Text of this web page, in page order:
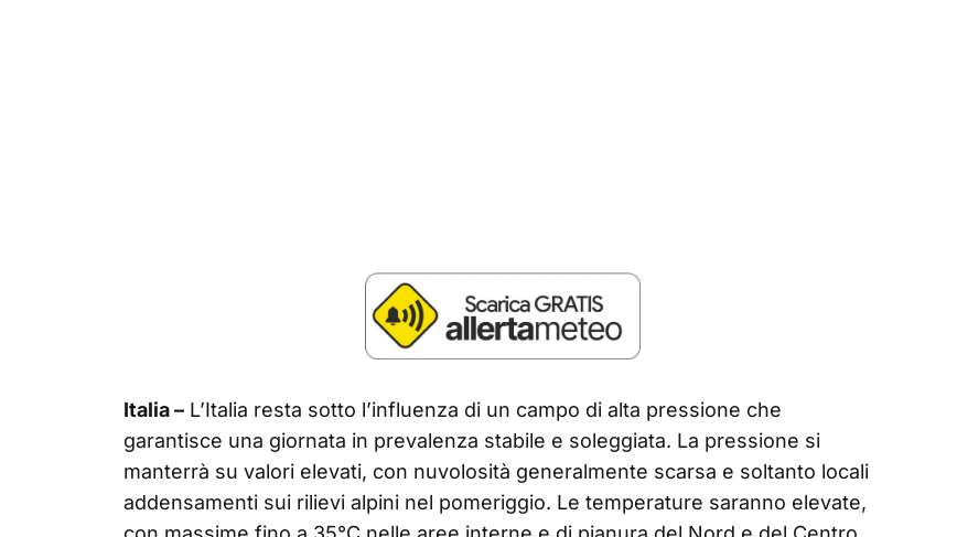
Italia – L’Italia resta sotto l’influenza di un campo di alta pressione che
garantisce una giornata in prevalenza stabile e soleggiata. La pressione si
manterrà su valori elevati, con nuvolosità generalmente scarsa e soltanto locali
addensamenti sui rilievi alpini nel pomeriggio. Le temperature saranno elevate,